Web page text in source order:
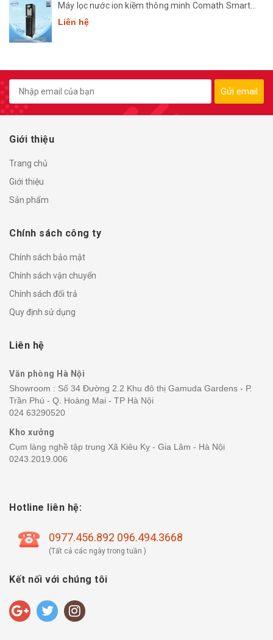
Máy lọc nước ion kiềm thông minh Comath Smart
CM3668
Liên hệ
Gửi email
Giới thiệu
Trang chủ
Giới thiệu
Sản phẩm
Chính sách công ty
Chính sách bảo mật
Chính sách vận chuyển
Chính sách đổi trả
Quy định sử dụng
Liên hệ
Văn phòng Hà Nội
Showroom : Số 34 Đường 2.2 Khu đô thị Gamuda Gardens - P.
Trần Phú - Q. Hoàng Mai - TP Hà Nội
024 63290520
Kho xưởng
Cụm làng nghề tập trung Xã Kiêu Kỵ - Gia Lâm - Hà Nội
0243.2019.006
Hotline liên hệ:
0977.456.892 096.494.3668
(Tất cả các ngày trong tuần )
Kết nối với chúng tôi